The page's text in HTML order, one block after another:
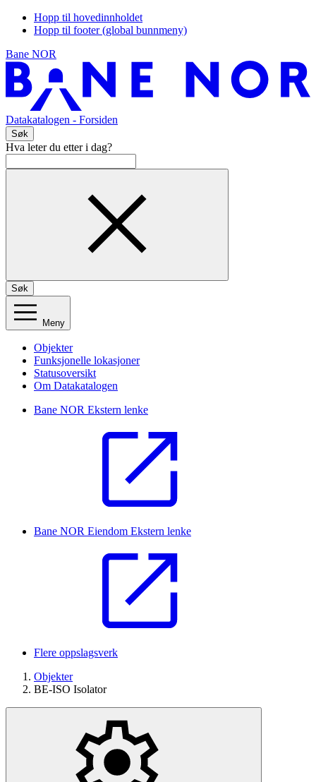
Hopp til hovedinnholdet
Hopp til footer (global bunnmeny)
Bane NOR
Datakatalogen - Forsiden
Søk
Hva leter du etter i dag?
Søk
Meny
Objekter
Funksjonelle lokasjoner
Statusoversikt
Om Datakatalogen
Bane NOR Ekstern lenke
Bane NOR Eiendom Ekstern lenke
Flere oppslagsverk
Objekter
BE-ISO Isolator